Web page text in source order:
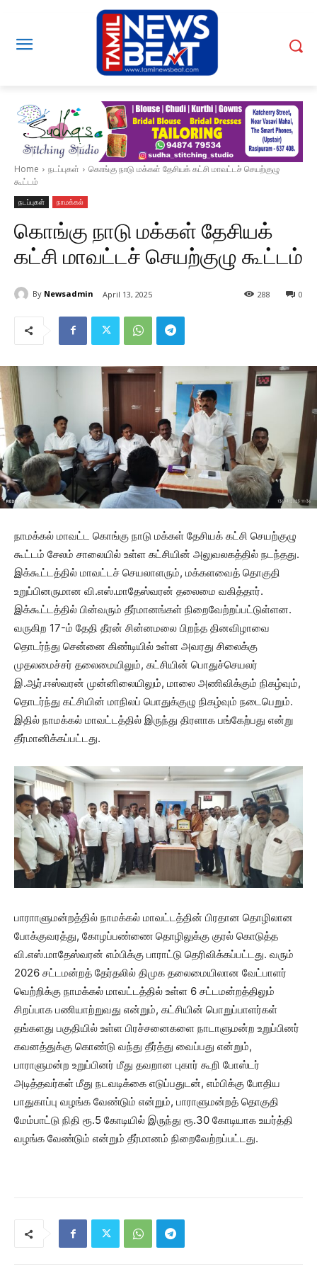
Home நடப்புகள்
கொங்கு நாடு மக்கள் தேசியக் கட்சி மாவட்டச் செயற்குழு
கூட்டம்
நடப்புகள் நாமக்கல்
கொங்கு நாடு மக்கள் தேசியக்
கட்சி மாவட்டச் செயற்குழு கூட்டம்
By Newsadmin April 13, 2025 0
288
நாமக்கல் மாவட்ட கொங்கு நாடு மக்கள் தேசியக் கட்சி செயற்குழு
கூட்டம் சேலம் சாலையில் உள்ள கட்சியின் அலுவலகத்தில் நடந்தது.
இக்கூட்டத்தில் மாவட்டச் செயலாளரும், மக்களவைத் தொகுதி
உறுப்பினருமான வி.எஸ்.மாதேஸ்வரன் தலைமை வகித்தார்.
இக்கூட்டத்தில் பின்வரும் தீர்மானங்கள் நிறைவேற்றப்பட்டுள்ளன.
வருகிற 17-ம் தேதி தீரன் சின்னமலை பிறந்த தினவிழாவை
தொடர்ந்து சென்னை கிண்டியில் உள்ள அவரது சிலைக்கு
முதலமைச்சர் தலைமையிலும், கட்சியின் பொதுச்செயலர்
இ.ஆர்.ஈஸ்வரன் முன்னிலையிலும், மாலை அணிவிக்கும் நிகழ்வும்,
தொடர்ந்து கட்சியின் மாநிலப் பொதுக்குழு நிகழ்வும் நடைபெறும்.
இதில் நாமக்கல் மாவட்டத்தில் இருந்து திரளாக பங்கேற்பது என்று
தீர்மானிக்கப்பட்டது.
பாராாளுமன்றத்தில் நாமக்கல் மாவட்டத்தின் பிரதான தொழிலான
போக்குவரத்து, கோழப்பண்ணை தொழிலுக்கு குரல் கொடுத்த
வி.எஸ்.மாதேஸ்வரன் எம்பிக்கு பாராட்டு தெரிவிக்கப்பட்டது. வரும்
2026 சட்டமன்றத் தேர்தலில் திமுக தலைமையிலான வேட்பாளர்
வெற்றிக்கு நாமக்கல் மாவட்டத்தில் உள்ள 6 சட்டமன்றத்திலும்
சிறப்பாக பணியாற்றுவது என்றும், கட்சியின் பொறுப்பாளர்கள்
தங்களது பகுதியில் உள்ள பிரச்சனைகளை நாடாளுமன்ற உறுப்பினர்
கவனத்துக்கு கொண்டு வந்து தீர்த்து வைப்பது என்றும்,
பாராளுமன்ற உறுப்பினர் மீது தவறான புகார் கூறி போஸ்டர்
அடித்தவர்கள் மீது நடவடிக்கை எடுப்பதுடன், எம்பிக்கு போதிய
பாதுகாப்பு வழங்க வேண்டும் என்றும், பாராளுமன்றத் தொகுதி
மேம்பாட்டு நிதி ரூ.5 கோடியில் இருந்து ரூ.30 கோடியாக உயர்த்தி
வழங்க வேண்டும் என்றும் தீர்மானம் நிறைவேற்றப்பட்டது.